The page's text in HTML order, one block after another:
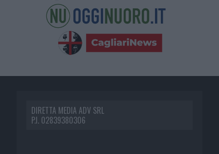
DIRETTA MEDIA ADV SRL
P.I. 02839380306